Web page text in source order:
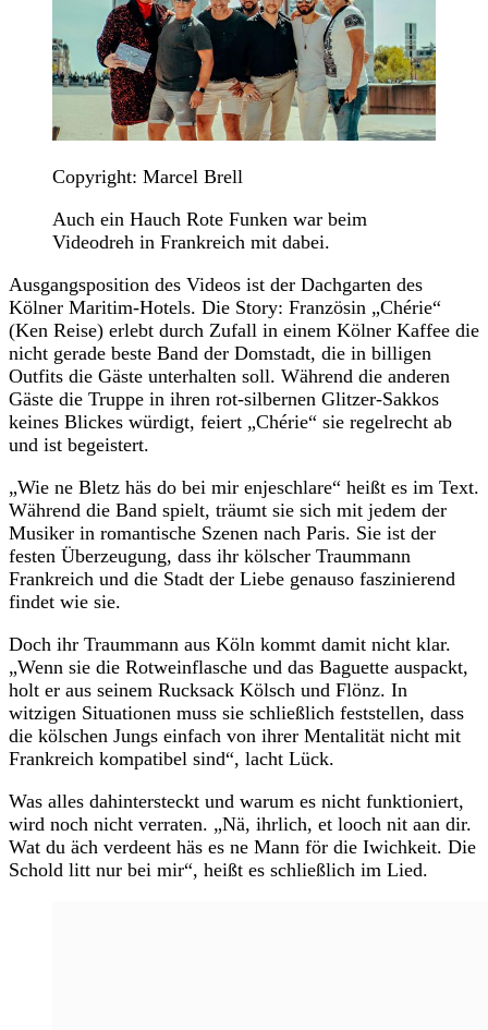
Copyright: Marcel Brell
Auch ein Hauch Rote Funken war beim
Videodreh in Frankreich mit dabei.
Ausgangsposition des Videos ist der Dachgarten des
Kölner Maritim-Hotels. Die Story: Französin „Chérie“
(Ken Reise) erlebt durch Zufall in einem Kölner Kaffee die
nicht gerade beste Band der Domstadt, die in billigen
Outfits die Gäste unterhalten soll. Während die anderen
Gäste die Truppe in ihren rot-silbernen Glitzer-Sakkos
keines Blickes würdigt, feiert „Chérie“ sie regelrecht ab
und ist begeistert.
„Wie ne Bletz häs do bei mir enjeschlare“ heißt es im Text.
Während die Band spielt, träumt sie sich mit jedem der
Musiker in romantische Szenen nach Paris. Sie ist der
festen Überzeugung, dass ihr kölscher Traummann
Frankreich und die Stadt der Liebe genauso faszinierend
findet wie sie.
Doch ihr Traummann aus Köln kommt damit nicht klar.
„Wenn sie die Rotweinflasche und das Baguette auspackt,
holt er aus seinem Rucksack Kölsch und Flönz. In
witzigen Situationen muss sie schließlich feststellen, dass
die kölschen Jungs einfach von ihrer Mentalität nicht mit
Frankreich kompatibel sind“, lacht Lück.
Was alles dahintersteckt und warum es nicht funktioniert,
wird noch nicht verraten. „Nä, ihrlich, et looch nit aan dir.
Wat du äch verdeent häs es ne Mann för die Iwichkeit. Die
Schold litt nur bei mir“, heißt es schließlich im Lied.